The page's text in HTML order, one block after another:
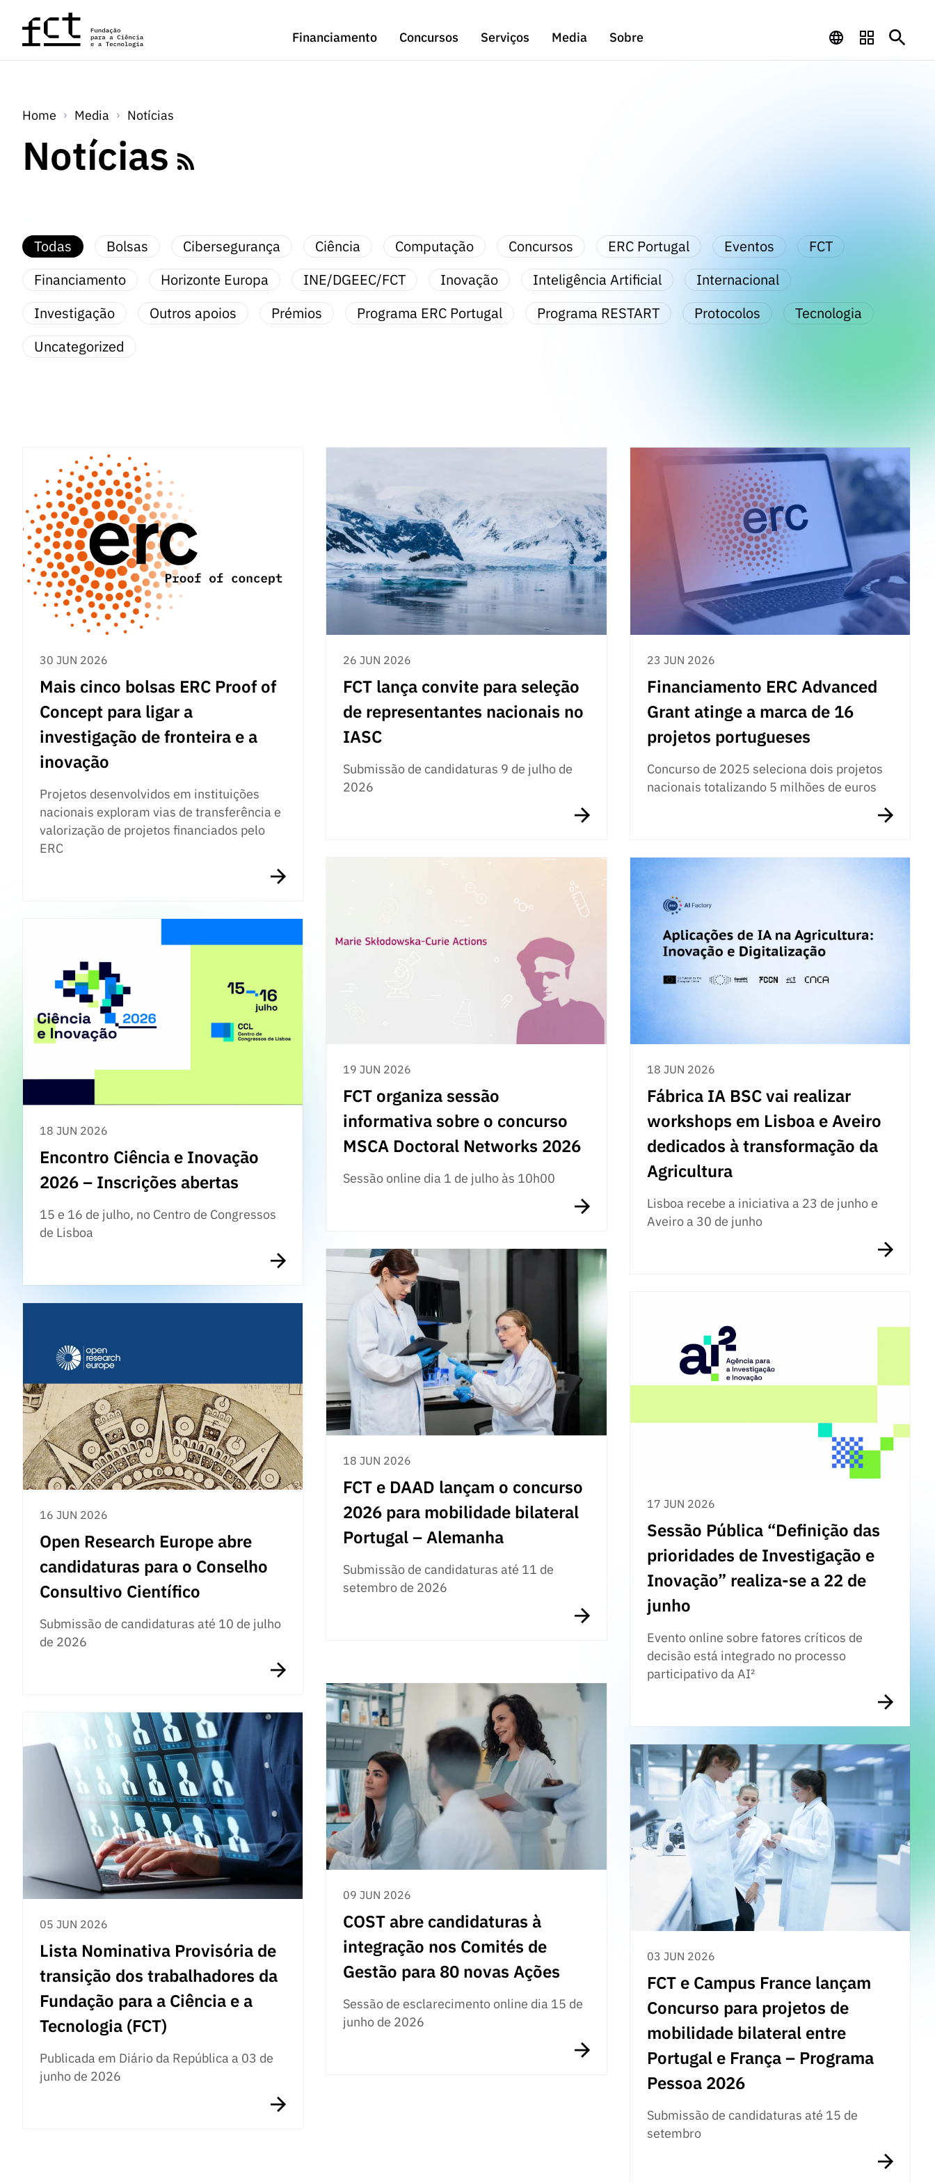
Saltar para o conteúdo principal
Financiamento
Concursos Serviços Media Sobre
Home Media Notícias
Notícias
Todas Bolsas Cibersegurança Ciência Computação Concursos ERC Portugal Eventos
FCT
Financiamento
Horizonte Europa INE/DGEEC/FCT Inovação Inteligência Artificial
Internacional
Investigação
Outros apoios Prémios Programa ERC Portugal Programa RESTART Protocolos
Tecnologia
Uncategorized
30 JUN 2026
Mais cinco bolsas ERC Proof of
Concept para ligar a
investigação de fronteira e a
inovação
Projetos desenvolvidos em instituições
nacionais exploram vias de transferência e
valorização de projetos financiados pelo
ERC
26 JUN 2026
FCT lança convite para seleção
de representantes nacionais no
IASC
Submissão de candidaturas 9 de julho de
2026
23 JUN 2026
Financiamento ERC Advanced
Grant atinge a marca de 16
projetos portugueses
Concurso de 2025 seleciona dois projetos
nacionais totalizando 5 milhões de euros
19 JUN 2026
FCT organiza sessão
informativa sobre o concurso
MSCA Doctoral Networks 2026
Sessão online dia 1 de julho às 10h00
18 JUN 2026
Fábrica IA BSC vai realizar
workshops em Lisboa e Aveiro
dedicados à transformação da
Agricultura
Lisboa recebe a iniciativa a 23 de junho e
Aveiro a 30 de junho
18 JUN 2026
Encontro Ciência e Inovação
2026 – Inscrições abertas
15 e 16 de julho, no Centro de Congressos
de Lisboa
18 JUN 2026
FCT e DAAD lançam o concurso
2026 para mobilidade bilateral
Portugal – Alemanha
Submissão de candidaturas até 11 de
setembro de 2026
17 JUN 2026
Sessão Pública “Definição das
prioridades de Investigação e
Inovação” realiza-se a 22 de
junho
Evento online sobre fatores críticos de
decisão está integrado no processo
participativo da AI²
16 JUN 2026
Open Research Europe abre
candidaturas para o Conselho
Consultivo Científico
Submissão de candidaturas até 10 de julho
de 2026
09 JUN 2026
COST abre candidaturas à
integração nos Comités de
Gestão para 80 novas Ações
Sessão de esclarecimento online dia 15 de
junho de 2026
05 JUN 2026
Lista Nominativa Provisória de
transição dos trabalhadores da
Fundação para a Ciência e a
Tecnologia (FCT)
Publicada em Diário da República a 03 de
junho de 2026
03 JUN 2026
FCT e Campus France lançam
Concurso para projetos de
mobilidade bilateral entre
Portugal e França – Programa
Pessoa 2026
Submissão de candidaturas até 15 de
setembro